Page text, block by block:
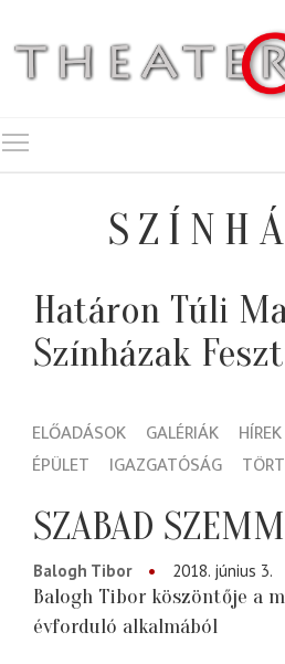
Határon Túli
Színházak
ELŐADÁSOK GALÉRIÁK HÍREK
ÉPÜLET
IGAZGATÓSÁG
SZABAD
Balogh Tibor 2018. június 3.
Balogh Tibor köszöntője a
évforduló alkalmából